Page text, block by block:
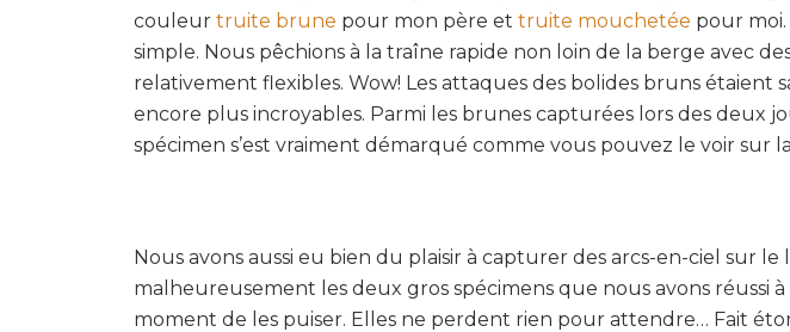
couleur truite brune pour mon père et truite mouchetée pour
simple. Nous pêchions à la traîne rapide non loin de la berge avec
relativement flexibles. Wow! Les attaques des bolides bruns étaient
encore plus incroyables. Parmi les brunes capturées lors des deux
spécimen s’est vraiment démarqué comme vous pouvez le voir sur
Nous avons aussi eu bien du plaisir à capturer des arcs-en-ciel sur
malheureusement les deux gros spécimens que nous avons
moment de les puiser. Elles ne perdent rien pour attendre… Fait